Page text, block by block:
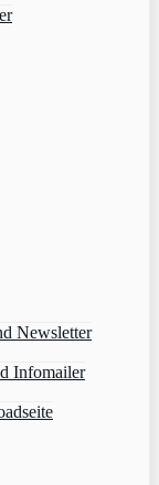
Newsletter
Infomailer